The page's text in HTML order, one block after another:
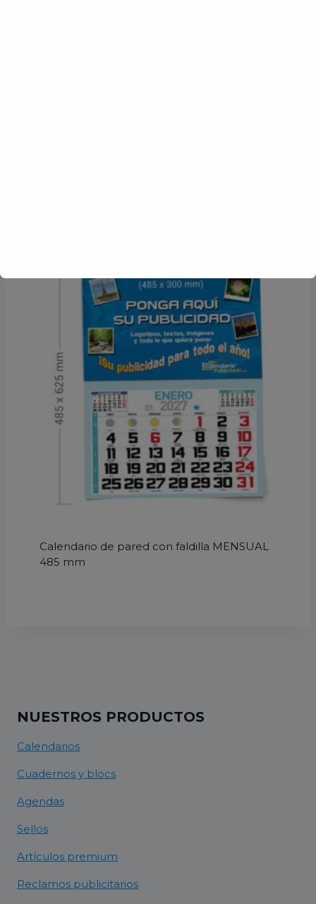
Calendario de pared con faldilla MENSUAL
485 mm
NUESTROS PRODUCTOS
Calendarios
Cuadernos y blocs
Agendas
Sellos
Artículos premium
Reclamos publicitarios